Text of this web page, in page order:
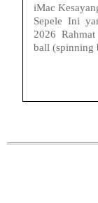
iMac
Sepele Ini
2026
ball (spinning